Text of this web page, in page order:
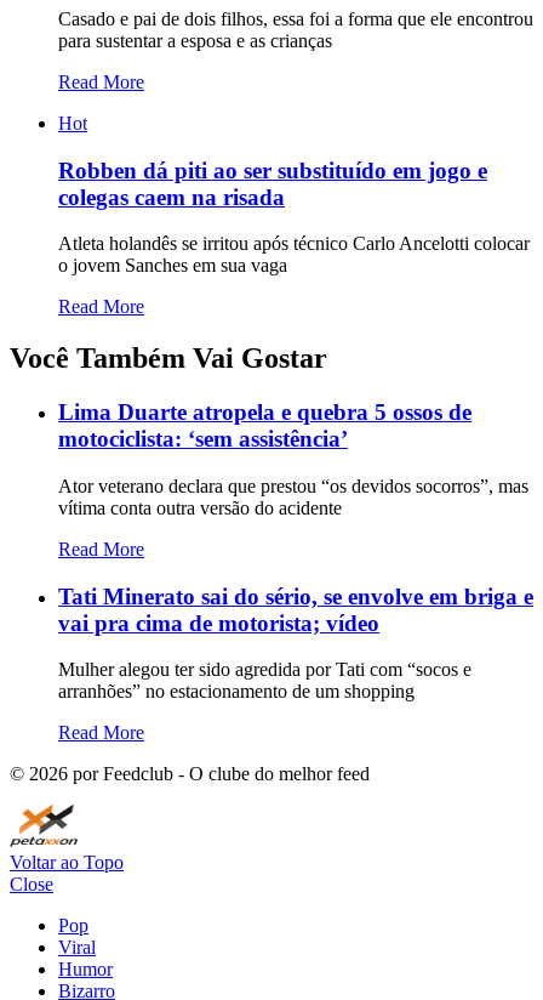
Casado e pai de dois filhos, essa foi a forma que ele encontrou
para sustentar a esposa e as crianças
Read More
Hot
Robben dá piti ao ser substituído em jogo e
colegas caem na risada
Atleta holandês se irritou após técnico Carlo Ancelotti colocar
o jovem Sanches em sua vaga
Read More
Você Também Vai Gostar
Lima Duarte atropela e quebra 5 ossos de
motociclista: ‘sem assistência’
Ator veterano declara que prestou “os devidos socorros”, mas
vítima conta outra versão do acidente
Read More
Tati Minerato sai do sério, se envolve em briga e
vai pra cima de motorista; vídeo
Mulher alegou ter sido agredida por Tati com “socos e
arranhões” no estacionamento de um shopping
Read More
© 2026 por Feedclub - O clube do melhor feed
Voltar ao Topo
Close
Pop
Viral
Humor
Bizarro